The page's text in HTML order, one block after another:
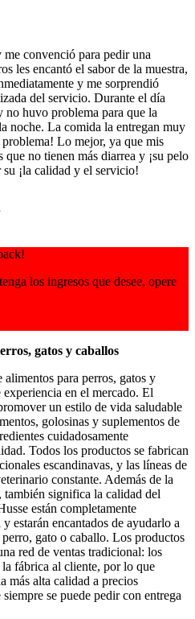
convenció para pedir una
les encantó el sabor de la muestra,
y me sorprendió
del servicio. Durante el día
no huvo problema para que la
noche. La comida la entregan muy
Lo mejor, ya que mis
que no tienen más diarrea y ¡su pelo
¡la calidad y el servicio!
los ingresos que desee, opere
gatos y caballos
para perros, gatos y
en el mercado. El
un estilo de vida saludable
golosinas y suplementos de
cuidadosamente
Todos los productos se fabrican
escandinavas, y las líneas de
constante. Además de la
también significa la calidad del
están completamente
estarán encantados de ayudarlo a
gato o caballo. Los productos
red de ventas tradicional: los
la fábrica al cliente, por lo que
más alta calidad a precios
se puede pedir con entrega